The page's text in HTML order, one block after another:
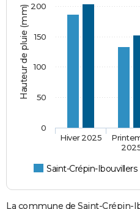
Hauteur de pluie (mm)
Saint-Crépin-Ibouvillers
Hiver 2025
0
50
100
150
200
La commune de Saint-Crépin-